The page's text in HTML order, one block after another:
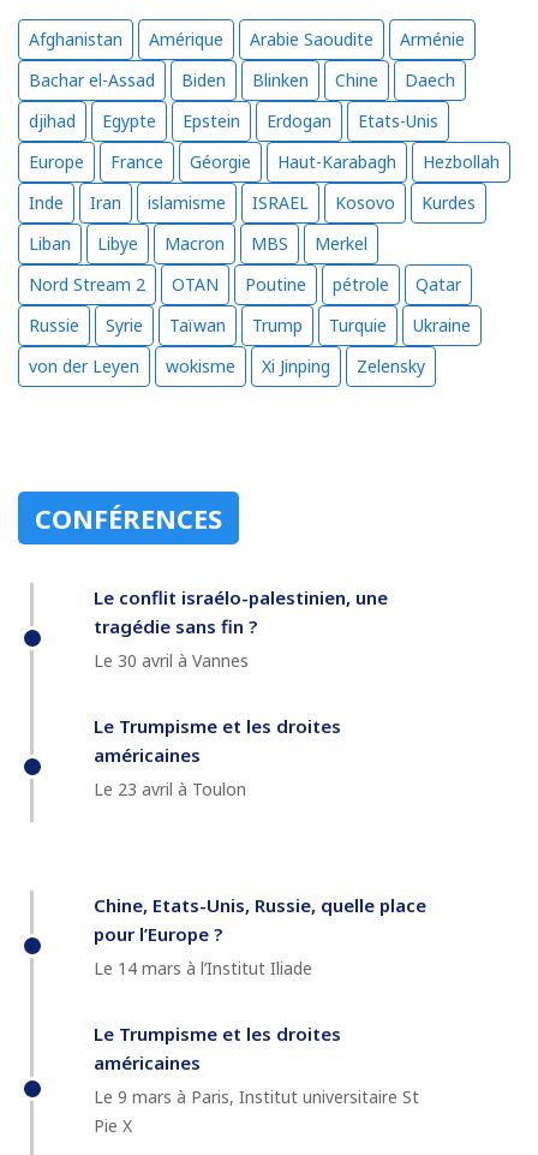
Afghanistan Amérique Arabie Saoudite
Arménie
Bachar el-Assad
Biden Blinken Chine
Daech
djihad
Egypte Epstein Erdogan
Etats-Unis
Europe
France Géorgie Haut-Karabagh
Hezbollah
Inde
Iran islamisme ISRAEL Kosovo
Kurdes
Liban
Libye Macron MBS
Merkel
Nord Stream 2
OTAN Poutine pétrole
Qatar
Russie
Syrie Taïwan Trump Turquie
Ukraine
von der Leyen
wokisme Xi Jinping Zelensky
CONFÉRENCES
Le conflit israélo-palestinien, une
tragédie sans fin ?
Le 30 avril à Vannes
Le Trumpisme et les droites
américaines
Le 23 avril à Toulon
Chine, Etats-Unis, Russie, quelle place
pour l’Europe ?
Le 14 mars à l’Institut Iliade
Le Trumpisme et les droites
américaines
Le 9 mars à Paris, Institut universitaire St
Pie X